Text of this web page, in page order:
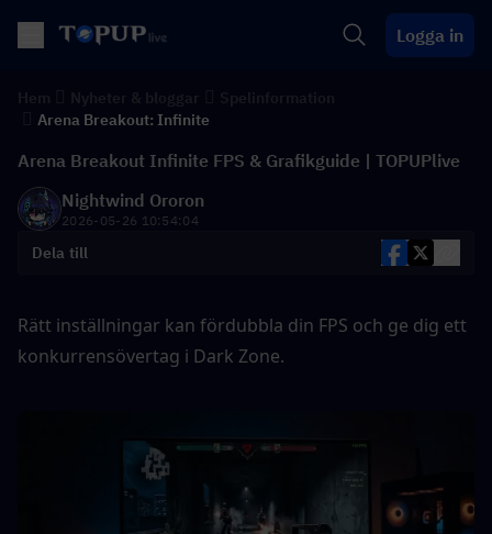
Logga in
Arena Breakout: Infinite
Arena Breakout Infinite FPS & Grafikguide | TOPUPlive
Nightwind Ororon
2026-05-26 10:54:04
Dela till
Rätt inställningar kan fördubbla din FPS och ge dig ett
konkurrensövertag i Dark Zone.